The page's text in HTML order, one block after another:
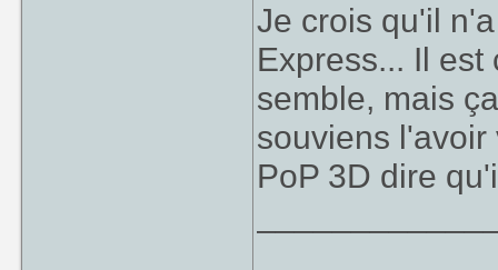
Je crois qu'il
Express... Il
semble, mais
souviens
PoP 3D dire